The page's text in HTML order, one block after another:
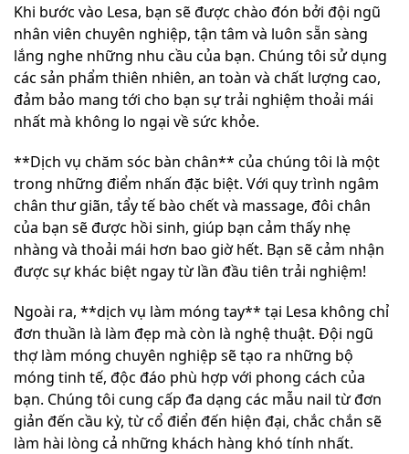
Khi bước vào Lesa, bạn sẽ được chào đón bởi đội ngũ
nhân viên chuyên nghiệp, tận tâm và luôn sẵn sàng
lắng nghe những nhu cầu của bạn. Chúng tôi sử dụng
các sản phẩm thiên nhiên, an toàn và chất lượng cao,
đảm bảo mang tới cho bạn sự trải nghiệm thoải mái
nhất mà không lo ngại về sức khỏe.
**Dịch vụ chăm sóc bàn chân** của chúng tôi là một
trong những điểm nhấn đặc biệt. Với quy trình ngâm
chân thư giãn, tẩy tế bào chết và massage, đôi chân
của bạn sẽ được hồi sinh, giúp bạn cảm thấy nhẹ
nhàng và thoải mái hơn bao giờ hết. Bạn sẽ cảm nhận
được sự khác biệt ngay từ lần đầu tiên trải nghiệm!
Ngoài ra, **dịch vụ làm móng tay** tại Lesa không chỉ
đơn thuần là làm đẹp mà còn là nghệ thuật. Đội ngũ
thợ làm móng chuyên nghiệp sẽ tạo ra những bộ
móng tinh tế, độc đáo phù hợp với phong cách của
bạn. Chúng tôi cung cấp đa dạng các mẫu nail từ đơn
giản đến cầu kỳ, từ cổ điển đến hiện đại, chắc chắn sẽ
làm hài lòng cả những khách hàng khó tính nhất.